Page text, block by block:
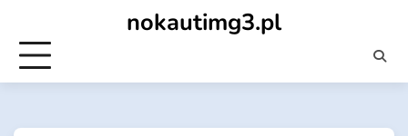
content
nokautimg3.pl